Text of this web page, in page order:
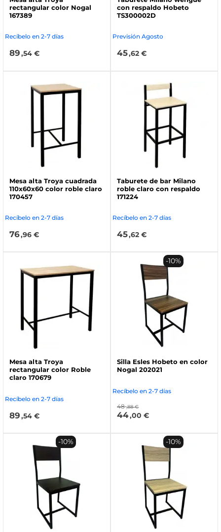
rectangular color Nogal
167389
Recíbelo en 2-7 días
89,54 €
con respaldo Hobeto
TS300002D
Previsión Agosto
45,62 €
Mesa alta Troya cuadrada
110x60x60 color roble claro
170457
Recíbelo en 2-7 días
76,96 €
Taburete de bar Milano
roble claro con respaldo
171224
Recíbelo en 2-7 días
45,62 €
Mesa alta Troya
rectangular color Roble
claro 170679
Recíbelo en 2-7 días
89,54 €
Silla Esles Hobeto en color
Nogal 202021
Recíbelo en 2-7 días
48 ,88 €
44,00 €
-10%
-10% -10%